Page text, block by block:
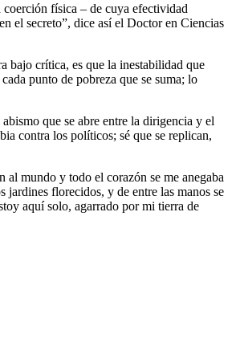
coerción física – de cuya efectividad
el secreto”, dice así el Doctor en Ciencias
bajo crítica, es que la inestabilidad que
punto de pobreza que se suma; lo
que se abre entre la dirigencia y el
contra los políticos; sé que se replican,
al mundo y todo el corazón se me anegaba
jardines florecidos, y de entre las manos se
aquí solo, agarrado por mi tierra de